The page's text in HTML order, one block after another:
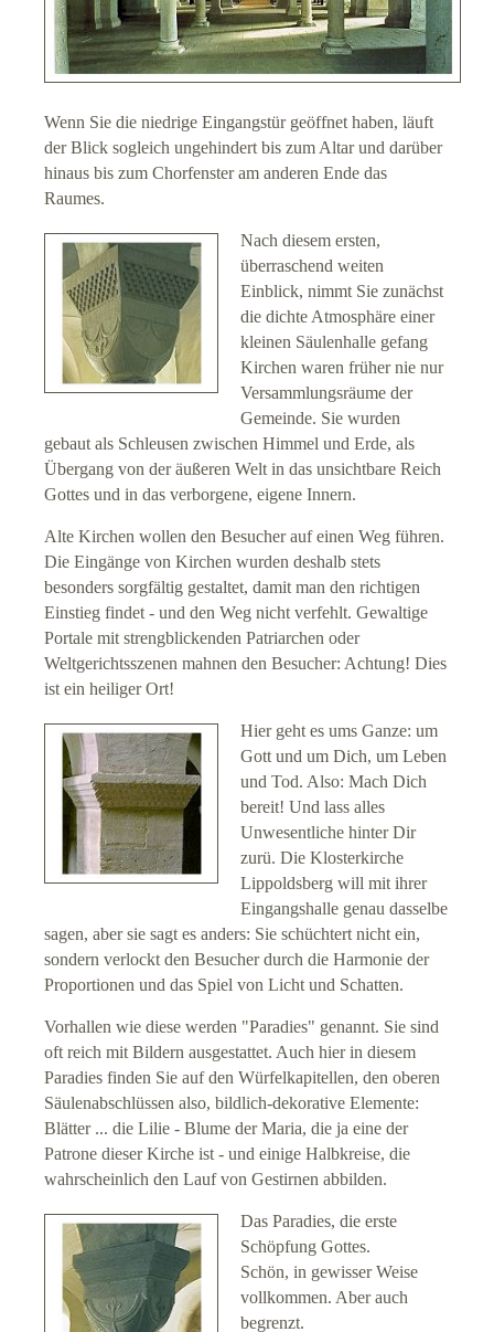
Datenschutz
Suche
Links
Wenn Sie die niedrige Eingangstür geöffnet haben, läuft
der Blick sogleich ungehindert bis zum Altar und darüber
hinaus bis zum Chorfenster am anderen Ende das
Raumes.
Nach diesem ersten,
überraschend weiten
Einblick, nimmt Sie zunächst
die dichte Atmosphäre einer
kleinen Säulenhalle gefang
Kirchen waren früher nie nur
Versammlungsräume der
Gemeinde. Sie wurden
gebaut als Schleusen zwischen Himmel und Erde, als
Übergang von der äußeren Welt in das unsichtbare Reich
Gottes und in das verborgene, eigene Innern.
Alte Kirchen wollen den Besucher auf einen Weg führen.
Die Eingänge von Kirchen wurden deshalb stets
besonders sorgfältig gestaltet, damit man den richtigen
Einstieg findet - und den Weg nicht verfehlt. Gewaltige
Portale mit strengblickenden Patriarchen oder
Weltgerichtsszenen mahnen den Besucher: Achtung! Dies
ist ein heiliger Ort!
Hier geht es ums Ganze: um
Gott und um Dich, um Leben
und Tod. Also: Mach Dich
bereit! Und lass alles
Unwesentliche hinter Dir
zurü. Die Klosterkirche
Lippoldsberg will mit ihrer
Eingangshalle genau dasselbe
sagen, aber sie sagt es anders: Sie schüchtert nicht ein,
sondern verlockt den Besucher durch die Harmonie der
Proportionen und das Spiel von Licht und Schatten.
Vorhallen wie diese werden "Paradies" genannt. Sie sind
oft reich mit Bildern ausgestattet. Auch hier in diesem
Paradies finden Sie auf den Würfelkapitellen, den oberen
Säulenabschlüssen also, bildlich-dekorative Elemente:
Blätter ... die Lilie - Blume der Maria, die ja eine der
Patrone dieser Kirche ist - und einige Halbkreise, die
wahrscheinlich den Lauf von Gestirnen abbilden.
Das Paradies, die erste
Schöpfung Gottes.
Schön, in gewisser Weise
vollkommen. Aber auch
begrenzt.